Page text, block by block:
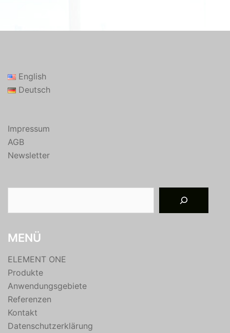
English
Deutsch
Impressum
AGB
Newsletter
MENÜ
ELEMENT ONE
Produkte
Anwendungsgebiete
Referenzen
Kontakt
Datenschutzerklärung